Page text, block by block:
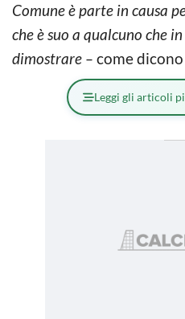
Comune è parte in causa
che è suo a qualcuno che
dimostrare – come dicono
Leggi gli articoli